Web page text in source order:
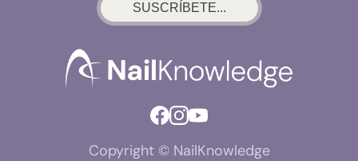
SUSCRÍBETE...
Copyright © NailKnowledge